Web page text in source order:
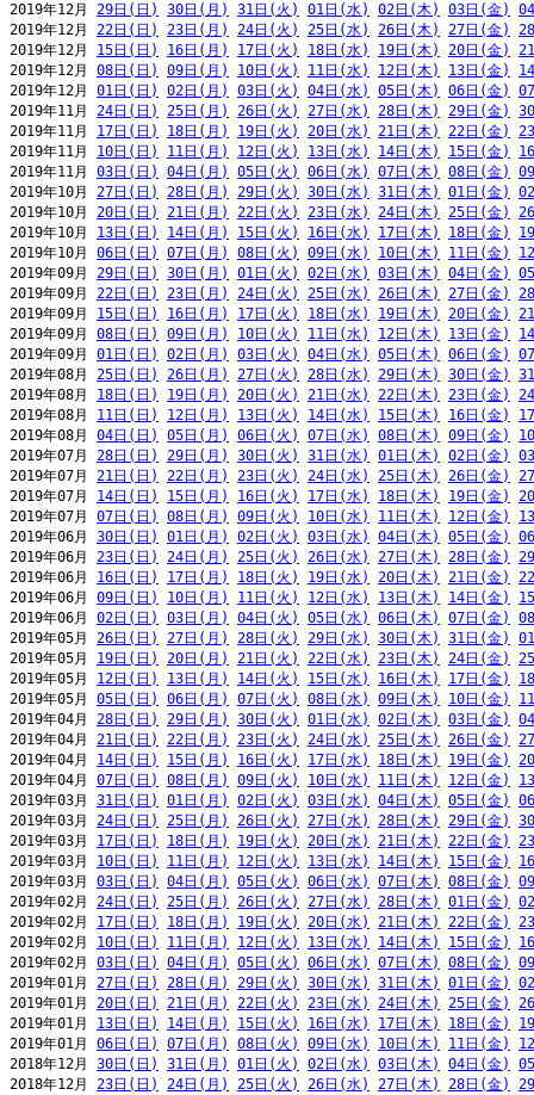
2019年12月 29日(日) 30日(月) 31日(火) 01日(水) 02日(木) 03日(金)
2019年12月 22日(日) 23日(月) 24日(火) 25日(水) 26日(木) 27日(金)
2019年12月 15日(日) 16日(月) 17日(火) 18日(水) 19日(木) 20日(金)
2019年12月 08日(日) 09日(月) 10日(火) 11日(水) 12日(木) 13日(金)
2019年12月 01日(日) 02日(月) 03日(火) 04日(水) 05日(木) 06日(金)
2019年11月 24日(日) 25日(月) 26日(火) 27日(水) 28日(木) 29日(金)
2019年11月 17日(日) 18日(月) 19日(火) 20日(水) 21日(木) 22日(金)
2019年11月 10日(日) 11日(月) 12日(火) 13日(水) 14日(木) 15日(金)
2019年11月 03日(日) 04日(月) 05日(火) 06日(水) 07日(木) 08日(金)
2019年10月 27日(日) 28日(月) 29日(火) 30日(水) 31日(木) 01日(金)
2019年10月 20日(日) 21日(月) 22日(火) 23日(水) 24日(木) 25日(金)
2019年10月 13日(日) 14日(月) 15日(火) 16日(水) 17日(木) 18日(金)
2019年10月 06日(日) 07日(月) 08日(火) 09日(水) 10日(木) 11日(金)
2019年09月 29日(日) 30日(月) 01日(火) 02日(水) 03日(木) 04日(金)
2019年09月 22日(日) 23日(月) 24日(火) 25日(水) 26日(木) 27日(金)
2019年09月 15日(日) 16日(月) 17日(火) 18日(水) 19日(木) 20日(金)
2019年09月 08日(日) 09日(月) 10日(火) 11日(水) 12日(木) 13日(金)
2019年09月 01日(日) 02日(月) 03日(火) 04日(水) 05日(木) 06日(金)
2019年08月 25日(日) 26日(月) 27日(火) 28日(水) 29日(木) 30日(金)
2019年08月 18日(日) 19日(月) 20日(火) 21日(水) 22日(木) 23日(金)
2019年08月 11日(日) 12日(月) 13日(火) 14日(水) 15日(木) 16日(金)
2019年08月 04日(日) 05日(月) 06日(火) 07日(水) 08日(木) 09日(金)
2019年07月 28日(日) 29日(月) 30日(火) 31日(水) 01日(木) 02日(金)
2019年07月 21日(日) 22日(月) 23日(火) 24日(水) 25日(木) 26日(金)
2019年07月 14日(日) 15日(月) 16日(火) 17日(水) 18日(木) 19日(金)
2019年07月 07日(日) 08日(月) 09日(火) 10日(水) 11日(木) 12日(金)
2019年06月 30日(日) 01日(月) 02日(火) 03日(水) 04日(木) 05日(金)
2019年06月 23日(日) 24日(月) 25日(火) 26日(水) 27日(木) 28日(金)
2019年06月 16日(日) 17日(月) 18日(火) 19日(水) 20日(木) 21日(金)
2019年06月 09日(日) 10日(月) 11日(火) 12日(水) 13日(木) 14日(金)
2019年06月 02日(日) 03日(月) 04日(火) 05日(水) 06日(木) 07日(金)
2019年05月 26日(日) 27日(月) 28日(火) 29日(水) 30日(木) 31日(金)
2019年05月 19日(日) 20日(月) 21日(火) 22日(水) 23日(木) 24日(金)
2019年05月 12日(日) 13日(月) 14日(火) 15日(水) 16日(木) 17日(金)
2019年05月 05日(日) 06日(月) 07日(火) 08日(水) 09日(木) 10日(金)
2019年04月 28日(日) 29日(月) 30日(火) 01日(水) 02日(木) 03日(金)
2019年04月 21日(日) 22日(月) 23日(火) 24日(水) 25日(木) 26日(金)
2019年04月 14日(日) 15日(月) 16日(火) 17日(水) 18日(木) 19日(金)
2019年04月 07日(日) 08日(月) 09日(火) 10日(水) 11日(木) 12日(金)
2019年03月 31日(日) 01日(月) 02日(火) 03日(水) 04日(木) 05日(金)
2019年03月 24日(日) 25日(月) 26日(火) 27日(水) 28日(木) 29日(金)
2019年03月 17日(日) 18日(月) 19日(火) 20日(水) 21日(木) 22日(金)
2019年03月 10日(日) 11日(月) 12日(火) 13日(水) 14日(木) 15日(金)
2019年03月 03日(日) 04日(月) 05日(火) 06日(水) 07日(木) 08日(金)
2019年02月 24日(日) 25日(月) 26日(火) 27日(水) 28日(木) 01日(金)
2019年02月 17日(日) 18日(月) 19日(火) 20日(水) 21日(木) 22日(金)
2019年02月 10日(日) 11日(月) 12日(火) 13日(水) 14日(木) 15日(金)
2019年02月 03日(日) 04日(月) 05日(火) 06日(水) 07日(木) 08日(金)
2019年01月 27日(日) 28日(月) 29日(火) 30日(水) 31日(木) 01日(金)
2019年01月 20日(日) 21日(月) 22日(火) 23日(水) 24日(木) 25日(金)
2019年01月 13日(日) 14日(月) 15日(火) 16日(水) 17日(木) 18日(金)
2019年01月 06日(日) 07日(月) 08日(火) 09日(水) 10日(木) 11日(金)
2018年12月 30日(日) 31日(月) 01日(火) 02日(水) 03日(木) 04日(金)
2018年12月 23日(日) 24日(月) 25日(火) 26日(水) 27日(木) 28日(金)